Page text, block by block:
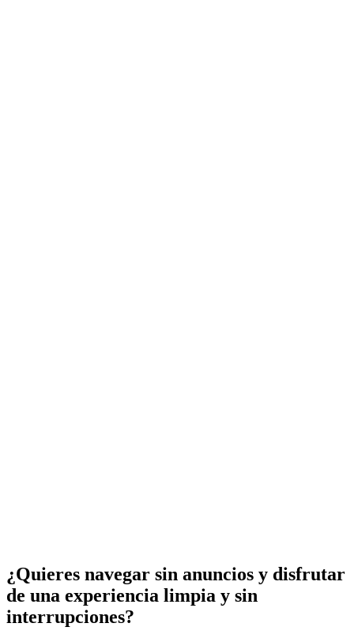
¿Quieres navegar sin anuncios y disfrutar
de una experiencia limpia y sin
interrupciones?